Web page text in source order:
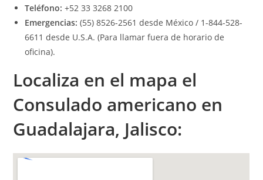
Teléfono: +52 33 3268 2100
Emergencias: (55) 8526-2561 desde México / 1-844-528-
6611 desde U.S.A. (Para llamar fuera de horario de
oficina).
Localiza en el mapa el
Consulado americano en
Guadalajara, Jalisco: